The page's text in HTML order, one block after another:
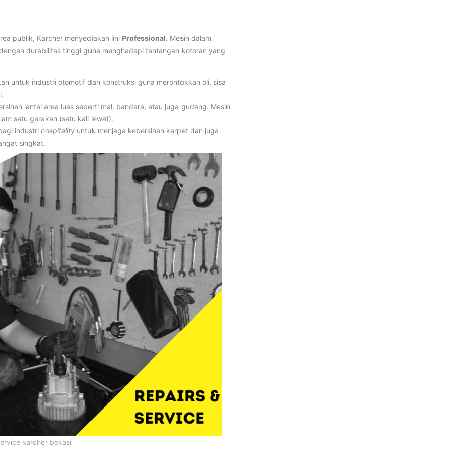
publik, Karcher menyediakan lini Professional. Mesin dalam
durabilitas tinggi guna menghadapi tantangan kotoran yang
untuk industri otomotif dan konstruksi guna merontokkan oli, sisa
lantai area luas seperti mal, bandara, atau juga gudang. Mesin
satu gerakan (satu kali lewat).
industri hospitality untuk menjaga kebersihan karpet dan juga
singkat.
karcher bekasi